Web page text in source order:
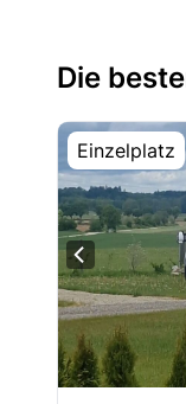
Die
Einzelplatz